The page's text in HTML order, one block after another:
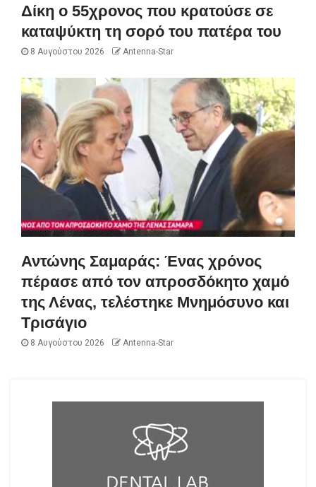
Δίκη ο 55χρονος που κρατούσε σε
καταψύκτη τη σορό του πατέρα του
8 Αυγούστου 2026 Antenna-Star
Αντώνης Σαμαράς: Ένας χρόνος
πέρασε από τον απροσδόκητο χαμό
της Λένας, τελέστηκε Μνημόσυνο και
Τρισάγιο
8 Αυγούστου 2026 Antenna-Star